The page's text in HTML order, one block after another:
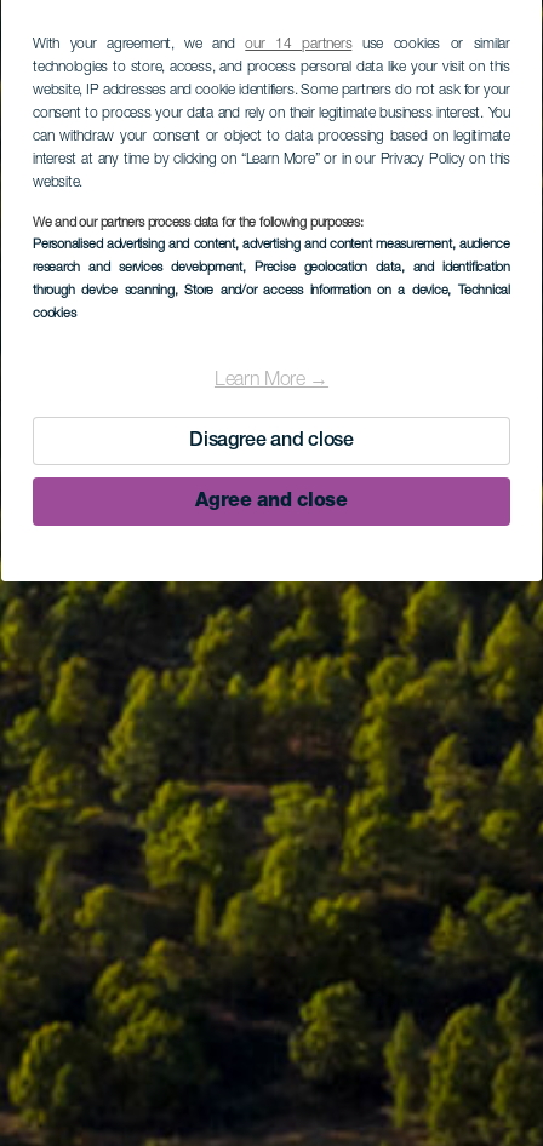
With your agreement, we andour 14 partnersuse cookies or similar
technologies to store, access, and process personal data like your visit on this
website, IP addresses and cookie identifiers. Some partners do not ask for your
consent to process your data and rely on their legitimate business interest. You
can withdraw your consent or object to data processing based on legitimate
interest at any time by clicking on “Learn More” or in our Privacy Policy on this
website.
We and our partners process data for the following purposes:
Personalised advertising and content, advertising and content measurement, audience
research and services development, Precise geolocation data, and identification
through device scanning, Store and/or access information on a device, Technical
cookies
Learn More →
Disagree and close
Agree and close